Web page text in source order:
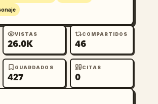
VISTAS
26.0K
COMPARTIDOS
46
GUARDADOS
427
CITAS
0